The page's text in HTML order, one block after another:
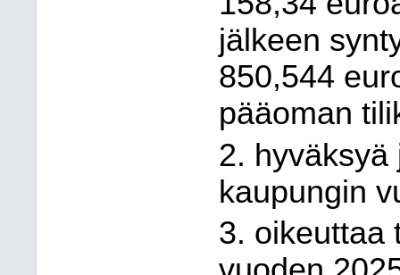
jälkeen
850,544
pääoman
2. hyväksyä
kaupungin
3. oikeuttaa